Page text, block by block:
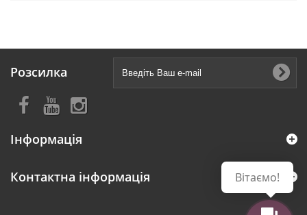
Розсилка
Інформація
Контактна інформація Вітаємо!